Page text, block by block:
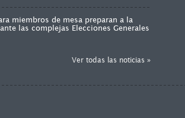
miembros de mesa preparan a la
las complejas Elecciones Generales
Ver todas las noticias »